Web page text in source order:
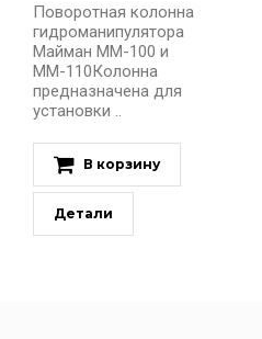
Поворотная колонна
гидроманипулятора
Майман ММ-100 и
ММ-110Колонна
предназначена для
установки ..
В корзину
Детали